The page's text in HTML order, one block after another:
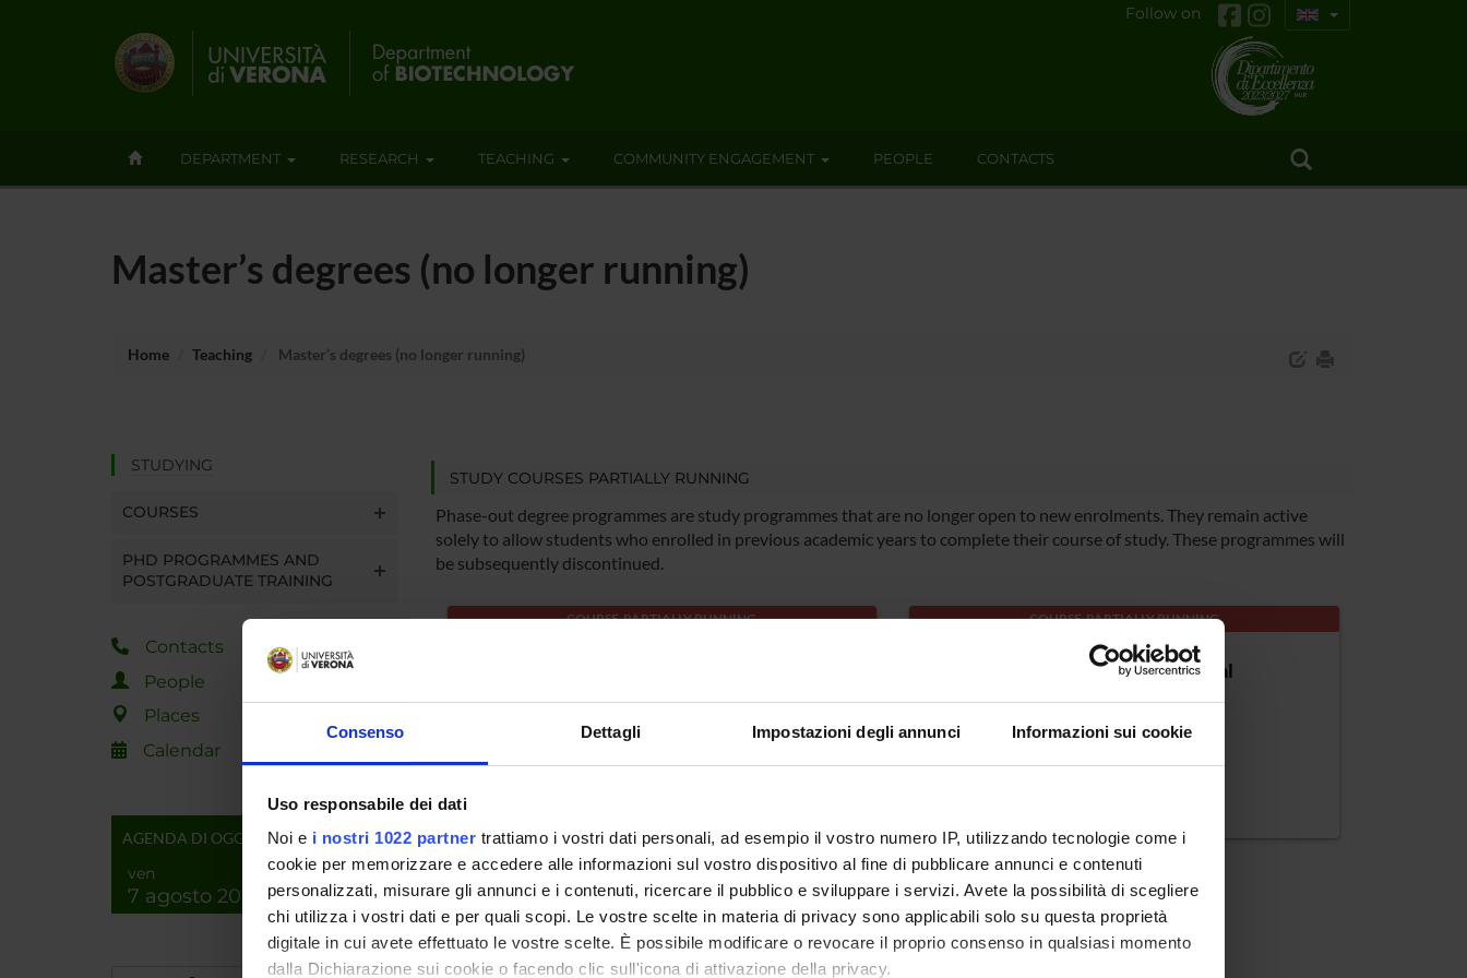
Consenso Dettagli Impostazioni degli annunci Informazioni sui cookie
Uso responsabile dei dati
Noi e i nostri 1022 partner trattiamo i vostri dati personali, ad esempio il vostro numero IP, utilizzando tecnologie come i
cookie per memorizzare e accedere alle informazioni sul vostro dispositivo al fine di pubblicare annunci e contenuti
personalizzati, misurare gli annunci e i contenuti, ricercare il pubblico e sviluppare i servizi. Avete la possibilità di scegliere
chi utilizza i vostri dati e per quali scopi. Le vostre scelte in materia di privacy sono applicabili solo su questa proprietà
digitale in cui avete effettuato le vostre scelte. È possibile modificare o revocare il proprio consenso in qualsiasi momento
dalla Dichiarazione sui cookie o facendo clic sull'icona di attivazione della privacy.
Follow on
DEPARTMENT RESEARCH TEACHING COMMUNITY ENGAGEMENT PEOPLE CONTACTS
Master’s degrees (no longer running)
Home Teaching Master’s degrees (no longer running)
STUDYING
COURSES
PHD PROGRAMMES AND
POSTGRADUATE TRAINING
Contacts
People
Places
Calendar
AGENDA DI OGGI
ven
7 agosto 2026
STUDY COURSES PARTIALLY RUNNING
Phase-out degree programmes are study programmes that are no longer open to new enrolments. They remain active
solely to allow students who enrolled in previous academic years to complete their course of study. These programmes will
be subsequently discontinued.
COURSE PARTIALLY RUNNING
Degree class: 7/S
Location: Verona
COURSE PARTIALLY RUNNING
Masters in Molecular and Industrial
Degree class: 8/S